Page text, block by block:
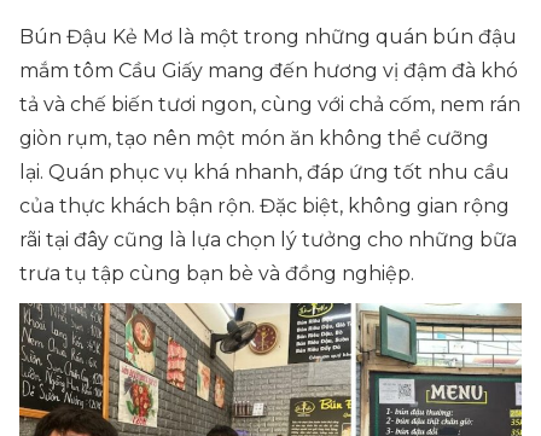
Bún Đậu Kẻ Mơ là một trong những quán bún đậu
mắm tôm Cầu Giấy mang đến hương vị đậm đà khó
tả và chế biến tươi ngon, cùng với chả cốm, nem rán
giòn rụm, tạo nên một món ăn không thể cưỡng
lại. Quán phục vụ khá nhanh, đáp ứng tốt nhu cầu
của thực khách bận rộn. Đặc biệt, không gian rộng
rãi tại đây cũng là lựa chọn lý tưởng cho những bữa
trưa tụ tập cùng bạn bè và đồng nghiệp.